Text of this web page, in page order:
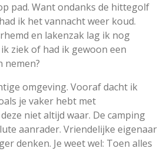
pad. Want ondanks de hittegolf
ik het vannacht weer koud.
en lakenzak lag ik nog
ziek of had ik gewoon een
nemen?
omgeving. Vooraf dacht ik
je vaker hebt met
niet altijd waar. De camping
aanrader. Vriendelijke eigenaar
denken. Je weet wel: Toen alles